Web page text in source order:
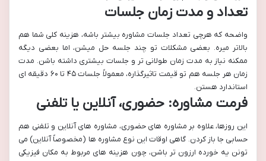
تعداد و مدت زمان جلسات
واضحه که هرچی تعداد جلسات مشاوره بیشتر باشه، هزینه کلی شما هم
بالاتر میره. بعضی مشکلات تو چند جلسه حل میشن، اما بعضی دیگه
ممکنه نیاز به مدت زمان طولانی تر و جلسات بیشتری داشته باشن. مدت
زمان هر جلسه هم تو قیمت تاثیرگذاره، معمولاً جلسات ۴۵ تا ۶۰ دقیقه ای
استاندارد هستن.
فرمت مشاوره: حضوری، آنلاین یا تلفنی
این روزها، علاوه بر مشاوره های حضوری، مشاوره های آنلاین و تلفنی هم
حسابی جا باز کردن. گاهی اوقات این نوع مشاوره ها (مخصوصاً آنلاین) می
تونن یه خورده ارزون تر باشن، چون هزینه های مربوط به مکان فیزیکی